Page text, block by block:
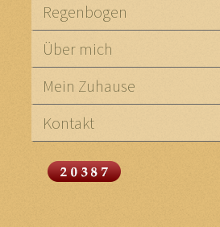
Regenbogen
Über mich
Mein Zuhause
Kontakt